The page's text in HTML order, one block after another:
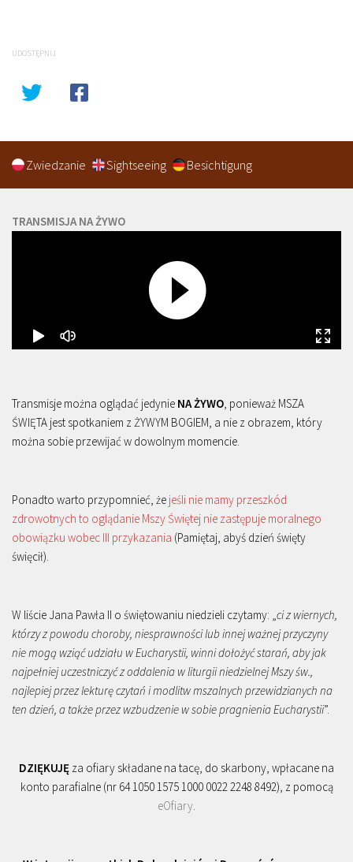
UDOSTĘPNIJ
Zwiedzanie Sightseeing Besichtigung
TRANSMISJA NA ŻYWO
Transmisje można oglądać jedynie NA ŻYWO, ponieważ MSZA
ŚWIĘTA jest spotkaniem z ŻYWYM BOGIEM, a nie z obrazem, który
można sobie przewijać w dowolnym momencie.
Ponadto warto przypomnieć, że jeśli nie mamy przeszkód
zdrowotnych to oglądanie Mszy Świętej nie zastępuje moralnego
obowiązku wobec III przykazania (Pamiętaj, abyś dzień święty
święcił).
W liście Jana Pawła II o świętowaniu niedzieli czytamy: „ci z wiernych,
którzy z powodu choroby, niesprawności lub innej ważnej przyczyny
nie mogą wziąć udziału w Eucharystii, winni dołożyć starań, aby jak
najpełniej uczestniczyć z oddalenia w liturgii niedzielnej Mszy św.,
najlepiej przez lekturę czytań i modlitw mszalnych przewidzianych na
ten dzień, a także przez wzbudzenie w sobie pragnienia Eucharystii”.
DZIĘKUJĘ za ofiary składane na tacę, do skarbony, wpłacane na
konto parafialne (nr 64 1050 1575 1000 0022 2248 8492), z pomocą
eOfiary.